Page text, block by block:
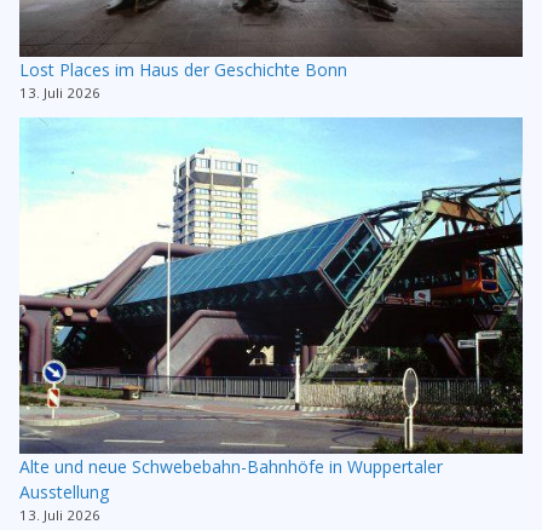
Lost Places im Haus der Geschichte Bonn
13. Juli 2026
Alte und neue Schwebebahn-Bahnhöfe in Wuppertaler
Ausstellung
13. Juli 2026